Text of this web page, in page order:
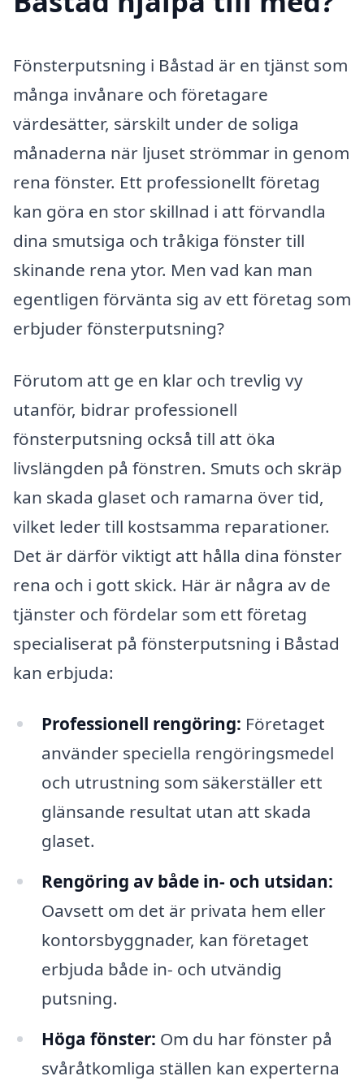
Fönsterputsning i Båstad är en tjänst som
många invånare och företagare
värdesätter, särskilt under de soliga
månaderna när ljuset strömmar in genom
rena fönster. Ett professionellt företag
kan göra en stor skillnad i att förvandla
dina smutsiga och tråkiga fönster till
skinande rena ytor. Men vad kan man
egentligen förvänta sig av ett företag som
erbjuder fönsterputsning?
Förutom att ge en klar och trevlig vy
utanför, bidrar professionell
fönsterputsning också till att öka
livslängden på fönstren. Smuts och skräp
kan skada glaset och ramarna över tid,
vilket leder till kostsamma reparationer.
Det är därför viktigt att hålla dina fönster
rena och i gott skick. Här är några av de
tjänster och fördelar som ett företag
specialiserat på fönsterputsning i Båstad
kan erbjuda:
Professionell rengöring: Företaget
använder speciella rengöringsmedel
och utrustning som säkerställer ett
glänsande resultat utan att skada
glaset.
Rengöring av både in- och utsidan:
Oavsett om det är privata hem eller
kontorsbyggnader, kan företaget
erbjuda både in- och utvändig
putsning.
Höga fönster: Om du har fönster på
svåråtkomliga ställen kan experterna